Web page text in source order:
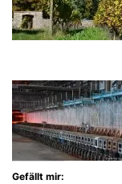
Gefällt mir: